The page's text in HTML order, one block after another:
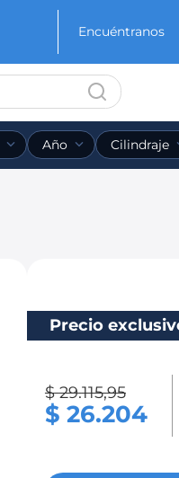
Encuéntranos
Año Cilindraje
Precio
$ 29.115,95
$ 26.204